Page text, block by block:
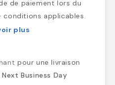
de paiement lors du
conditions applicables.
plus
pour une livraison
Next Business Day